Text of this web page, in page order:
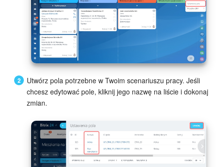
Wsparcie Bitrix24
AI CoPilot
Bitrix24 On-premise
e-Podpis
e-Podpis w HR
Telefonia
Kreator BI
Utwórz pola potrzebne w Twoim scenariuszu pracy. Jeśli
chcesz edytować pole, kliknij jego nazwę na liście i dokonaj
zmian.